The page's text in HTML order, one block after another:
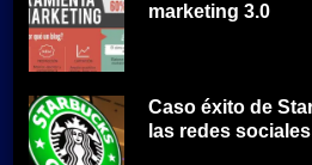
marketing 3.0
Caso éxito de
las redes sociales